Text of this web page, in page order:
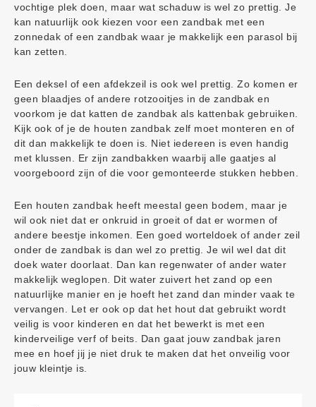
vochtige plek doen, maar wat schaduw is wel zo prettig. Je
kan natuurlijk ook kiezen voor een zandbak met een
zonnedak of een zandbak waar je makkelijk een parasol bij
kan zetten.
Een deksel of een afdekzeil is ook wel prettig. Zo komen er
geen blaadjes of andere rotzooitjes in de zandbak en
voorkom je dat katten de zandbak als kattenbak gebruiken.
Kijk ook of je de houten zandbak zelf moet monteren en of
dit dan makkelijk te doen is. Niet iedereen is even handig
met klussen. Er zijn zandbakken waarbij alle gaatjes al
voorgeboord zijn of die voor gemonteerde stukken hebben.
Een houten zandbak heeft meestal geen bodem, maar je
wil ook niet dat er onkruid in groeit of dat er wormen of
andere beestje inkomen. Een goed worteldoek of ander zeil
onder de zandbak is dan wel zo prettig. Je wil wel dat dit
doek water doorlaat. Dan kan regenwater of ander water
makkelijk weglopen. Dit water zuivert het zand op een
natuurlijke manier en je hoeft het zand dan minder vaak te
vervangen. Let er ook op dat het hout dat gebruikt wordt
veilig is voor kinderen en dat het bewerkt is met een
kinderveilige verf of beits. Dan gaat jouw zandbak jaren
mee en hoef jij je niet druk te maken dat het onveilig voor
jouw kleintje is.